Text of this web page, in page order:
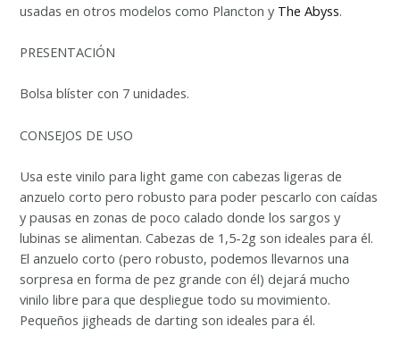
usadas en otros modelos como Plancton y The Abyss.
PRESENTACIÓN
Bolsa blíster con 7 unidades.
CONSEJOS DE USO
Usa este vinilo para light game con cabezas ligeras de
anzuelo corto pero robusto para poder pescarlo con caídas
y pausas en zonas de poco calado donde los sargos y
lubinas se alimentan. Cabezas de 1,5-2g son ideales para él.
El anzuelo corto (pero robusto, podemos llevarnos una
sorpresa en forma de pez grande con él) dejará mucho
vinilo libre para que despliegue todo su movimiento.
Pequeños jigheads de darting son ideales para él.